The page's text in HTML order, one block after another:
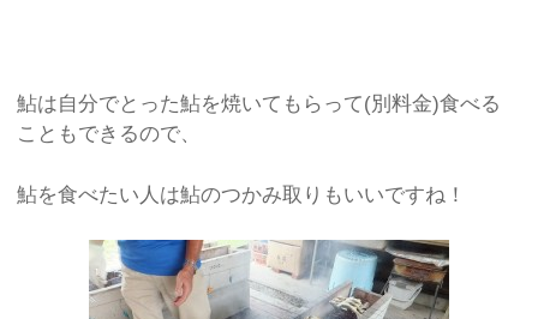
鮎は自分でとった鮎を焼いてもらって(別料金)食べる
こともできるので、
鮎を食べたい人は鮎のつかみ取りもいいですね！